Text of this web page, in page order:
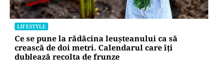
LIFESTYLE
Ce se pune la rădăcina leușteanului ca să
crească de doi metri. Calendarul care îți
dublează recolta de frunze